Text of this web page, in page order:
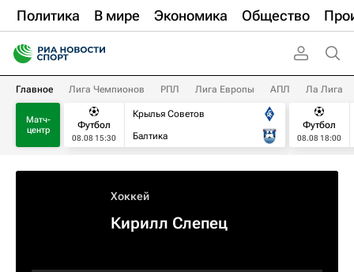
Политика В мире Экономика Общество
Главное Лига Чемпионов РПЛ Лига Европы АПЛ Ла Лига
Матч-
центр
Футбол
08.08 15:30
Крылья Советов
Балтика
Футбол
08.08 18:00
Хоккей
Кирилл Слепец